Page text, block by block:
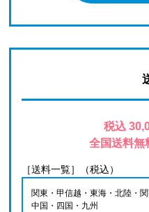
税込
全国送料無
［送料一覧］（税込）
関東・甲信越・東海・北陸・
中国・四国・九州